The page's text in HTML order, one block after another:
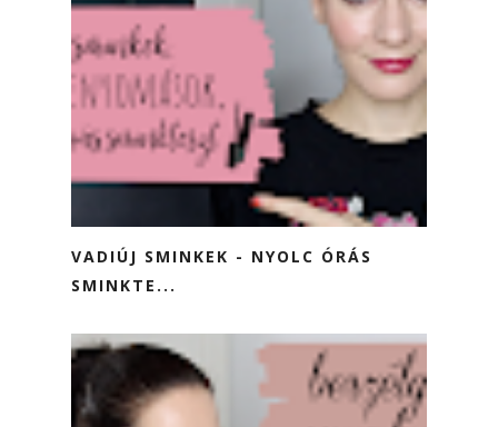
VADIÚJ SMINKEK - NYOLC ÓRÁS
SMINKTE...